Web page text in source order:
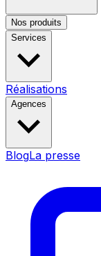
Nos produits
Services
Réalisations
Agences
BlogLa presse